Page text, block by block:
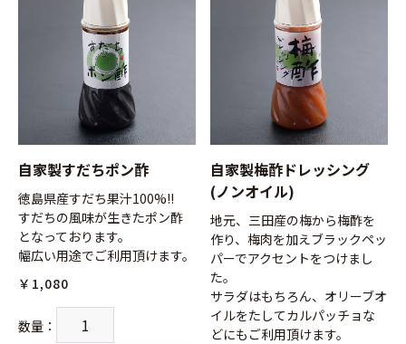
自家製すだちポン酢
徳島県産すだち果汁100%!!
すだちの風味が生きたポン酢
となっております。
幅広い用途でご利用頂けます。
￥1,080
数量 ：
自家製梅酢ドレッシング
(ノンオイル)
地元、三田産の梅から梅酢を
作り、梅肉を加えブラックペッ
パーでアクセントをつけまし
た。
サラダはもちろん、オリーブオ
イルをたしてカルパッチョな
どにもご利用頂けます。